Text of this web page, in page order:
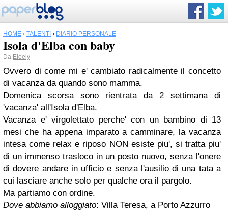
HOME › TALENTI › DIARIO PERSONALE
Isola d'Elba con baby
Da Eleely
Ovvero di come mi e' cambiato radicalmente il concetto
di vacanza da quando sono mamma.
Domenica scorsa sono rientrata da 2 settimana di
'vacanza' all'Isola d'Elba.
Vacanza e' virgolettato perche' con un bambino di 13
mesi che ha appena imparato a camminare, la vacanza
intesa come relax e riposo NON esiste piu', si tratta piu'
di un immenso trasloco in un posto nuovo, senza l'onere
di dovere andare in ufficio e senza l'ausilio di una tata a
cui lasciare anche solo per qualche ora il pargolo.
Ma partiamo con ordine.
Dove abbiamo alloggiato: Villa Teresa, a Porto Azzurro